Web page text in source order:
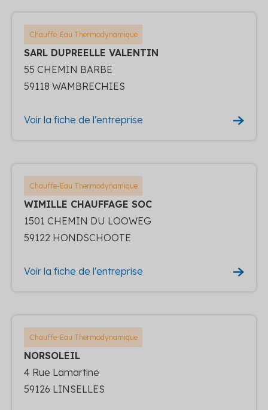
Chauffe-Eau Thermodynamique
SARL DUPREELLE VALENTIN
55 CHEMIN BARBE
59118 WAMBRECHIES
Voir la fiche de l'entreprise
Chauffe-Eau Thermodynamique
WIMILLE CHAUFFAGE SOC
1501 CHEMIN DU LOOWEG
59122 HONDSCHOOTE
Voir la fiche de l'entreprise
Chauffe-Eau Thermodynamique
NORSOLEIL
4 Rue Lamartine
59126 LINSELLES